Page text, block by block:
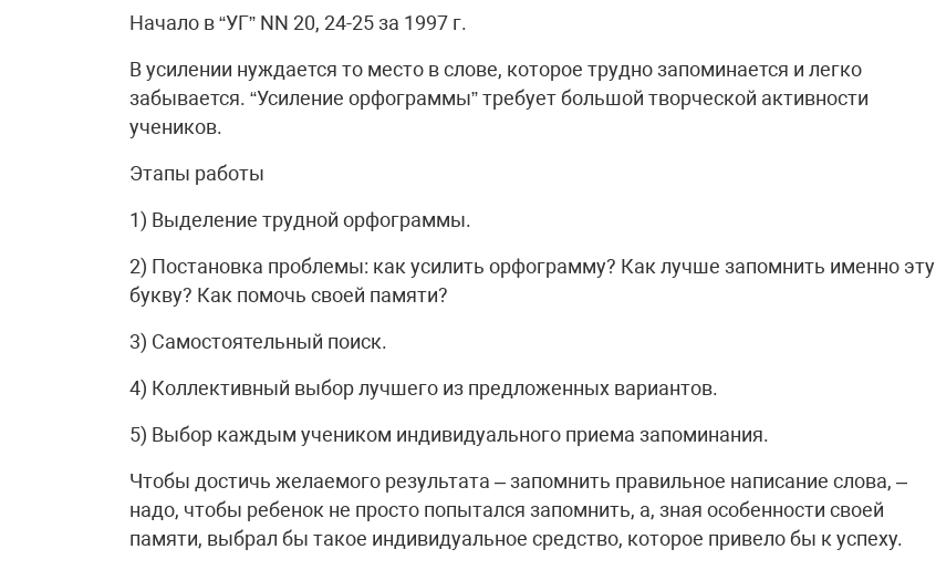
Начало в “УГ” NN 20, 24-25 за 1997 г.
В усилении нуждается то место в слове, которое трудно запоминается и легко
забывается. “Усиление орфограммы” требует большой творческой активности
учеников.
Этапы работы
1) Выделение трудной орфограммы.
2) Постановка проблемы: как усилить орфограмму? Как лучше запомнить именно эту
букву? Как помочь своей памяти?
3) Самостоятельный поиск.
4) Коллективный выбор лучшего из предложенных вариантов.
5) Выбор каждым учеником индивидуального приема запоминания.
Чтобы достичь желаемого результата – запомнить правильное написание слова, –
надо, чтобы ребенок не просто попытался запомнить, а, зная особенности своей
памяти, выбрал бы такое индивидуальное средство, которое привело бы к успеху.